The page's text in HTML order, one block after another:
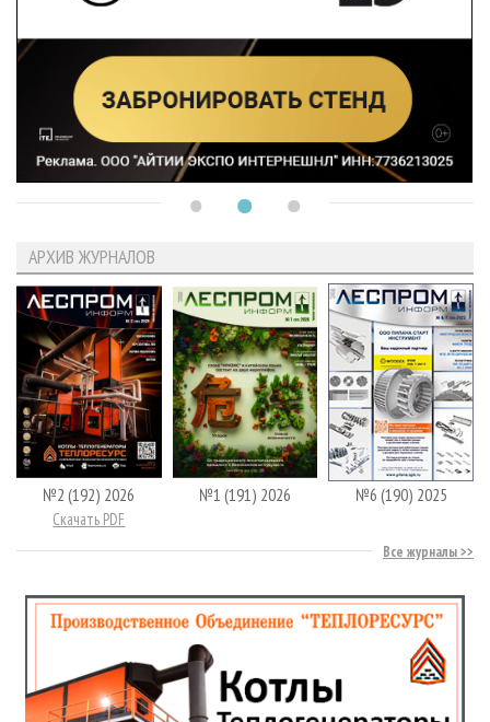
АРХИВ ЖУРНАЛОВ
№2 (192) 2026
Скачать PDF
№1 (191) 2026 №6 (190) 2025
Все журналы